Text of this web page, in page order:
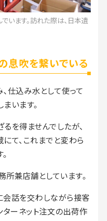
います。訪れた際は、日本遺
息吹を繋いでいる
仕込み水として使って
います。
を得ませんでしたが、
て、これまでと変わら
所兼店舗としています。
話を交わしながら接客
ターネット注文の出荷作